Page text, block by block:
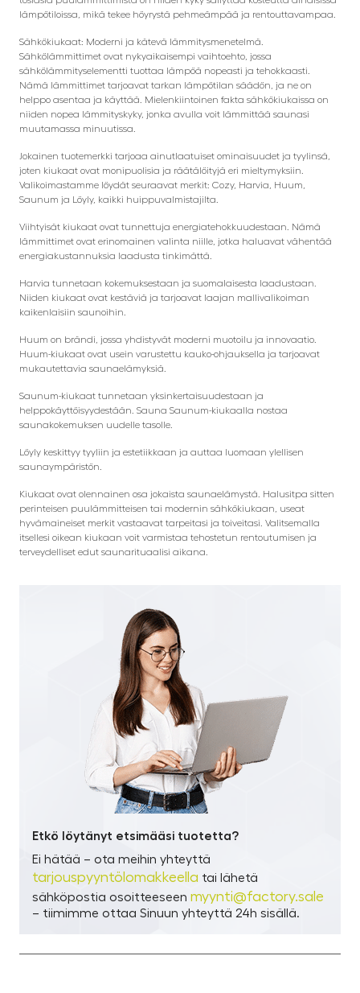
lämpötiloissa, mikä tekee höyrystä pehmeämpää ja rentouttavampaa.
Sähkökiukaat: Moderni ja kätevä lämmitysmenetelmä.
Sähkölämmittimet ovat nykyaikaisempi vaihtoehto, jossa
sähkölämmityselementti tuottaa lämpöä nopeasti ja tehokkaasti.
Nämä lämmittimet tarjoavat tarkan lämpötilan säädön, ja ne on
helppo asentaa ja käyttää. Mielenkiintoinen fakta sähkökiukaissa on
niiden nopea lämmityskyky, jonka avulla voit lämmittää saunasi
muutamassa minuutissa.
Jokainen tuotemerkki tarjoaa ainutlaatuiset ominaisuudet ja tyylinsä,
joten kiukaat ovat monipuolisia ja räätälöityjä eri mieltymyksiin.
Valikoimastamme löydät seuraavat merkit: Cozy, Harvia, Huum,
Saunum ja Löyly, kaikki huippuvalmistajilta.
Viihtyisät kiukaat ovat tunnettuja energiatehokkuudestaan. Nämä
lämmittimet ovat erinomainen valinta niille, jotka haluavat vähentää
energiakustannuksia laadusta tinkimättä.
Harvia tunnetaan kokemuksestaan ja suomalaisesta laadustaan.
Niiden kiukaat ovat kestäviä ja tarjoavat laajan mallivalikoiman
kaikenlaisiin saunoihin.
Huum on brändi, jossa yhdistyvät moderni muotoilu ja innovaatio.
Huum-kiukaat ovat usein varustettu kauko-ohjauksella ja tarjoavat
mukautettavia saunaelämyksiä.
Saunum-kiukaat tunnetaan yksinkertaisuudestaan ja
helppokäyttöisyydestään. Sauna Saunum-kiukaalla nostaa
saunakokemuksen uudelle tasolle.
Löyly keskittyy tyyliin ja estetiikkaan ja auttaa luomaan ylellisen
saunaympäristön.
Kiukaat ovat olennainen osa jokaista saunaelämystä. Halusitpa sitten
perinteisen puulämmitteisen tai modernin sähkökiukaan, useat
hyvämaineiset merkit vastaavat tarpeitasi ja toiveitasi. Valitsemalla
itsellesi oikean kiukaan voit varmistaa tehostetun rentoutumisen ja
terveydelliset edut saunarituaalisi aikana.
Etkö löytänyt etsimääsi tuotetta?
Ei hätää – ota meihin yhteyttä
tarjouspyyntölomakkeella tai lähetä
sähköpostia osoitteeseen myynti@factory.sale
– tiimimme ottaa Sinuun yhteyttä 24h sisällä.